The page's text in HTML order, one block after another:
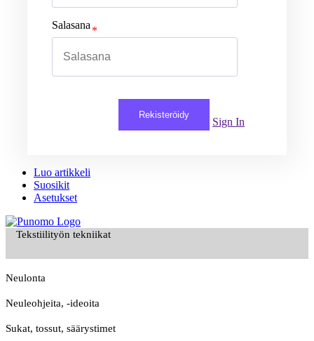
Salasana
Rekisteröidy
Sign In
Luo artikkeli
Suosikit
Asetukset
Tekstiilityön tekniikat
Neulonta
Neuleohjeita, -ideoita
Sukat, tossut, säärystimet